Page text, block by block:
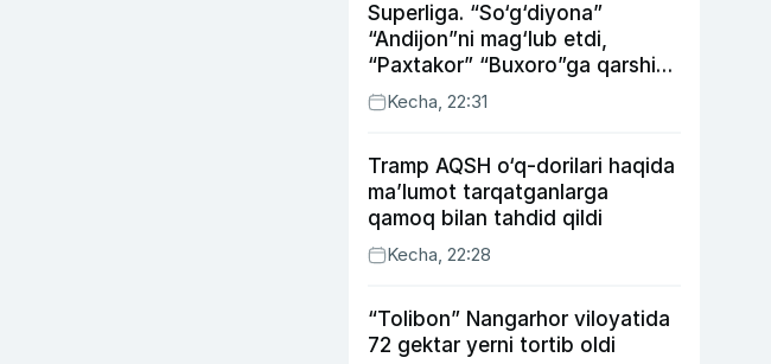
Superliga. “So‘g‘diyona”
“Andijon”ni mag‘lub etdi,
“Paxtakor” “Buxoro”ga qarshi
bahsda g‘alabani qo‘ldan
chiqardi
Kecha, 22:31
Tramp AQSH o‘q-dorilari haqida
ma’lumot tarqatganlarga
qamoq bilan tahdid qildi
Kecha, 22:28
“Tolibon” Nangarhor viloyatida
72 gektar yerni tortib oldi